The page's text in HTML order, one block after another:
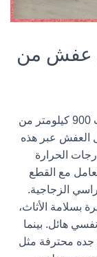
عفش من
المسافة بين ابها وجدة ليست هينة، فهي تقارب 900 كيلومتر من
العفش عبر هذه
الحرارة
مع القطع
الزجاجية.
بسلامة الأثاث،
هائل. بينما
جده محترفة مثل